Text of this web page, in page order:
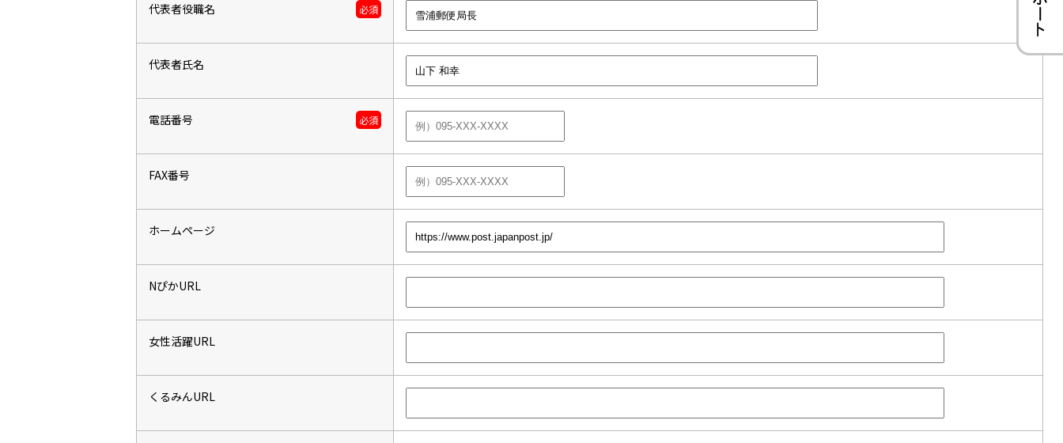
代表者役職名 必須
代表者氏名
電話番号 必須
FAX番号
ホームページ
NぴかURL
女性活躍URL
くるみんURL